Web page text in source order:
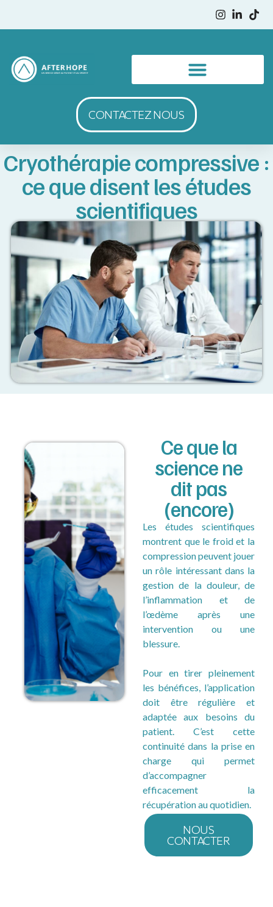
CONTACTEZ NOUS
Cryothérapie compressive :
ce que disent les études
scientifiques
Ce que la
science ne
dit pas
(encore)
Les études scientifiques
montrent que le froid et la
compression peuvent jouer
un rôle intéressant dans la
gestion de la douleur, de
l’inflammation et de
l’œdème après une
intervention ou une
blessure.
Pour en tirer pleinement
les bénéfices, l’application
doit être régulière et
adaptée aux besoins du
patient. C’est cette
continuité dans la prise en
charge qui permet
d’accompagner
efficacement la
récupération au quotidien.
NOUS
CONTACTER